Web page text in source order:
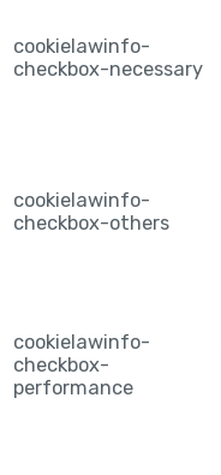
cookielawinfo-
checkbox-necessary
cookielawinfo-
checkbox-others
cookielawinfo-
checkbox-
performance